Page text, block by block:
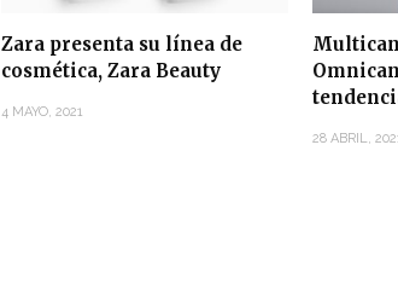
Zara presenta su línea de
cosmética, Zara Beauty
4 MAYO, 2021
28 ABRIL,